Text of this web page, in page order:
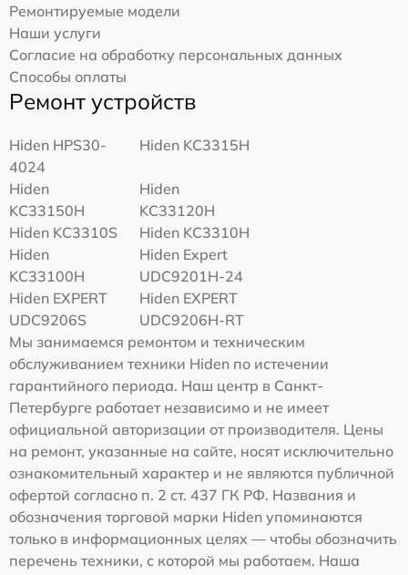
Ремонтируемые модели
Наши услуги
Согласие на обработку персональных данных
Способы оплаты
Ремонт устройств
Hiden HPS30-
4024
Hiden KC3315H
Hiden
KC33150H
Hiden
KC33120H
Hiden KC3310S
Hiden KC3310H
Hiden
KC33100H
Hiden Expert
UDC9201H-24
Hiden EXPERT
UDC9206S
Hiden EXPERT
UDC9206H-RT
Мы занимаемся ремонтом и техническим
обслуживанием техники Hiden по истечении
гарантийного периода. Наш центр в Санкт-
Петербурге работает независимо и не имеет
официальной авторизации от производителя. Цены
на ремонт, указанные на сайте, носят исключительно
ознакомительный характер и не являются публичной
офертой согласно п. 2 ст. 437 ГК РФ. Названия и
обозначения торговой марки Hiden упоминаются
только в информационных целях — чтобы обозначить
перечень техники, с которой мы работаем. Наша